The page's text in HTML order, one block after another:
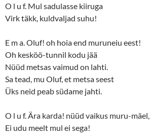
O l u f. Mul sadulasse kiiruga
Virk täkk, kuldvaljad suhu!
E m a. Oluf! oh hoia end muruneiu eest!
Oh kesköö-tunnil kodu jää
Nüüd metsas vaimud on lahti.
Sa tead, mu Oluf, et metsa seest
Üks neid peab südame jahti.
O l u f. Ära karda! nüüd vaikus muru-mäel,
Ei udu meelt mul ei sega!